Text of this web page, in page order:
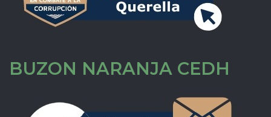
BUZON NARANJA CEDH